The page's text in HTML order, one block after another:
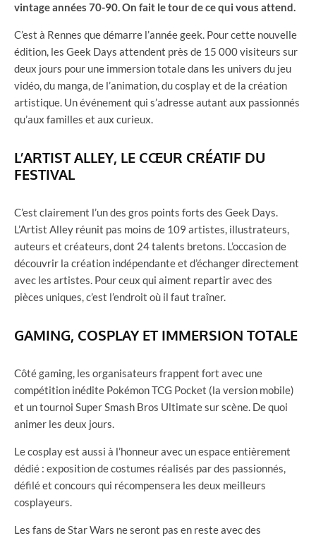
vintage années 70-90. On fait le tour de ce qui vous attend.
C’est à Rennes que démarre l’année geek. Pour cette nouvelle
édition, les Geek Days attendent près de 15 000 visiteurs sur
deux jours pour une immersion totale dans les univers du jeu
vidéo, du manga, de l’animation, du cosplay et de la création
artistique. Un événement qui s’adresse autant aux passionnés
qu’aux familles et aux curieux.
L’ARTIST ALLEY, LE CŒUR CRÉATIF DU
FESTIVAL
C’est clairement l’un des gros points forts des Geek Days.
L’Artist Alley réunit pas moins de 109 artistes, illustrateurs,
auteurs et créateurs, dont 24 talents bretons. L’occasion de
découvrir la création indépendante et d’échanger directement
avec les artistes. Pour ceux qui aiment repartir avec des
pièces uniques, c’est l’endroit où il faut traîner.
GAMING, COSPLAY ET IMMERSION TOTALE
Côté gaming, les organisateurs frappent fort avec une
compétition inédite Pokémon TCG Pocket (la version mobile)
et un tournoi Super Smash Bros Ultimate sur scène. De quoi
animer les deux jours.
Le cosplay est aussi à l’honneur avec un espace entièrement
dédié : exposition de costumes réalisés par des passionnés,
défilé et concours qui récompensera les deux meilleurs
cosplayeurs.
Les fans de Star Wars ne seront pas en reste avec des